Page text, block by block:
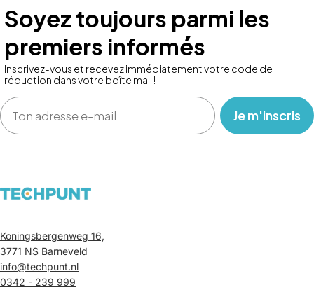
Soyez toujours parmi les
premiers informés
Inscrivez-vous et recevez immédiatement votre code de
réduction dans votre boîte mail !
Email
‎ ‎ ‎ Je m'inscris ‎ ‎ ‎
Koningsbergenweg 16,
3771 NS Barneveld
info@techpunt.nl
0342 - 239 999